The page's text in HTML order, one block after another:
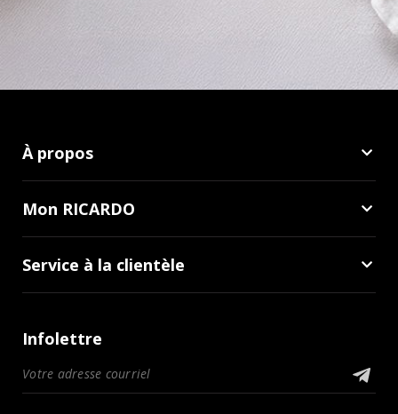
À propos
Mon RICARDO
Service à la clientèle
Infolettre